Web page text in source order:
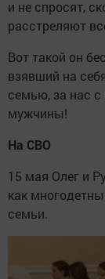
и не спросят,
расстреляют
Вот такой он
взявший на
семью, за нас с
мужчины!
На СВО
15 мая Олег и
как
семьи.